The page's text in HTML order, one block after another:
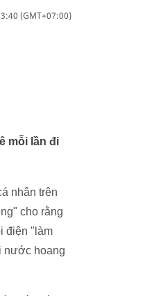
(GMT+07:00)
mỗi lần đi
nhân trên
cho rằng
điện "làm
nước hoang